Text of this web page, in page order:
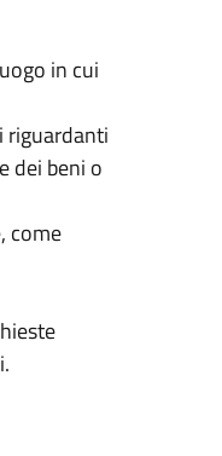
in cui
riguardanti
dei beni o
come